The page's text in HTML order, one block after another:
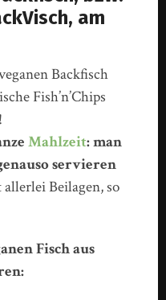
am
Backfisch
Fish’n’Chips
Mahlzeit: man
servieren
Beilagen, so
Fisch aus